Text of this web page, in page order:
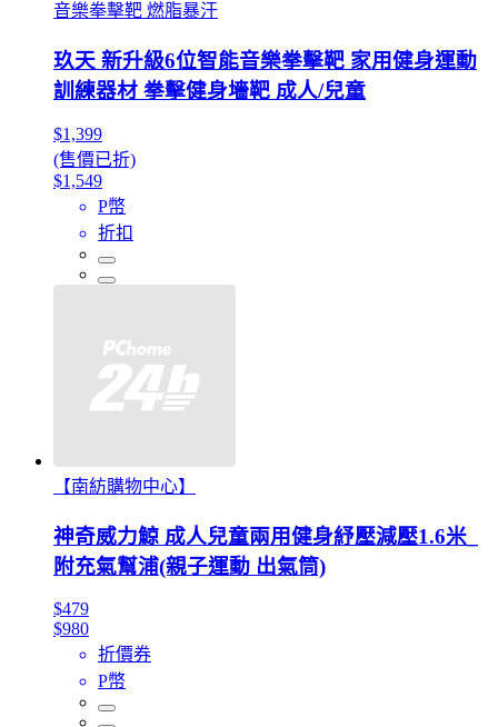
音樂拳擊靶 燃脂暴汗
玖天 新升級6位智能音樂拳擊靶 家用健身運動
訓練器材 拳擊健身墻靶 成人/兒童
$1,399
(售價已折)
$1,549
P幣
折扣
【南紡購物中心】
神奇威力鯨 成人兒童兩用健身紓壓減壓1.6米_
附充氣幫浦(親子運動 出氣筒)
$479
$980
折價券
P幣